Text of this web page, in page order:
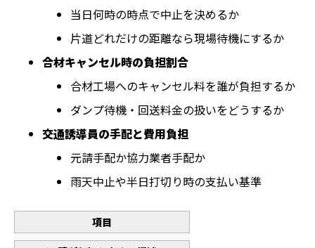
当日何時の時点で中止を決めるか
片道どれだけの距離なら現場待機にするか
合材キャンセル時の負担割合
合材工場へのキャンセル料を誰が負担するか
ダンプ待機・回送料金の扱いをどうするか
交通誘導員の手配と費用負担
元請手配か協力業者手配か
雨天中止や半日打切り時の支払い基準
項目